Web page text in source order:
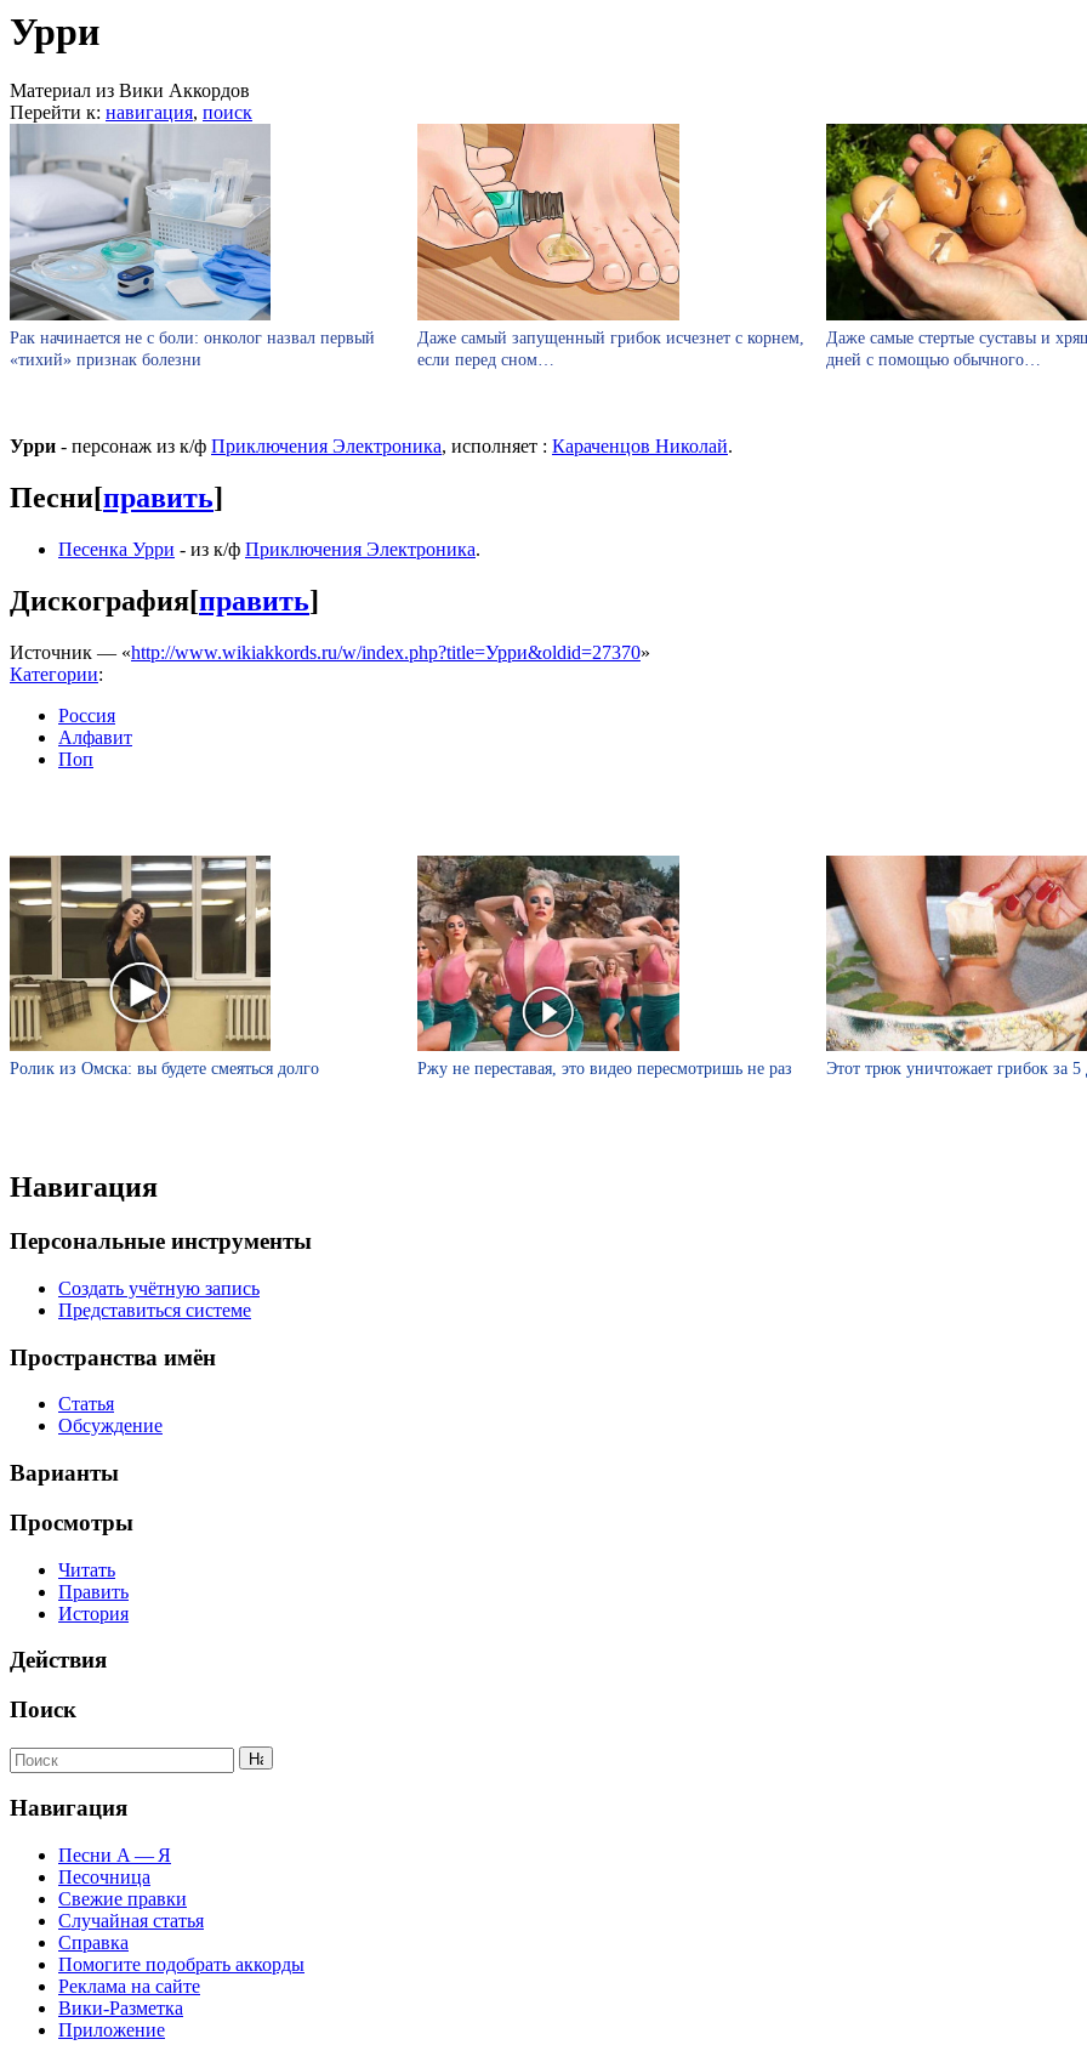
Урри
Материал из Вики Аккордов
Перейти к: навигация, поиск
Рак начинается не с боли: онколог назвал первый
«тихий» признак болезни
Даже самый запущенный грибок исчезнет с корнем,
если перед сном…
Даже самые стертые суставы и
дней с помощью обычного…
Урри - персонаж из к/ф Приключения Электроника, исполняет : Караченцов Николай.
Песни[править]
Песенка Урри - из к/ф Приключения Электроника.
Дискография[править]
Источник — «http://www.wikiakkords.ru/w/index.php?title=Урри&oldid=27370»
Категории:
Россия
Алфавит
Поп
Ролик из Омска: вы будете смеяться долго Ржу не переставая, это видео пересмотришь не раз Этот трюк уничтожает грибок за 5
Навигация
Персональные инструменты
Создать учётную запись
Представиться системе
Пространства имён
Статья
Обсуждение
Варианты
Просмотры
Читать
Править
История
Действия
Поиск
Навигация
Песни А — Я
Песочница
Свежие правки
Случайная статья
Справка
Помогите подобрать аккорды
Реклама на сайте
Вики-Разметка
Приложение